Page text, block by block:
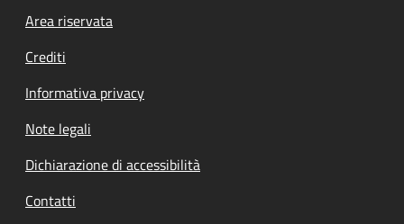
Footer menu
Area riservata
Crediti
Informativa privacy
Note legali
Dichiarazione di accessibilità
Contatti